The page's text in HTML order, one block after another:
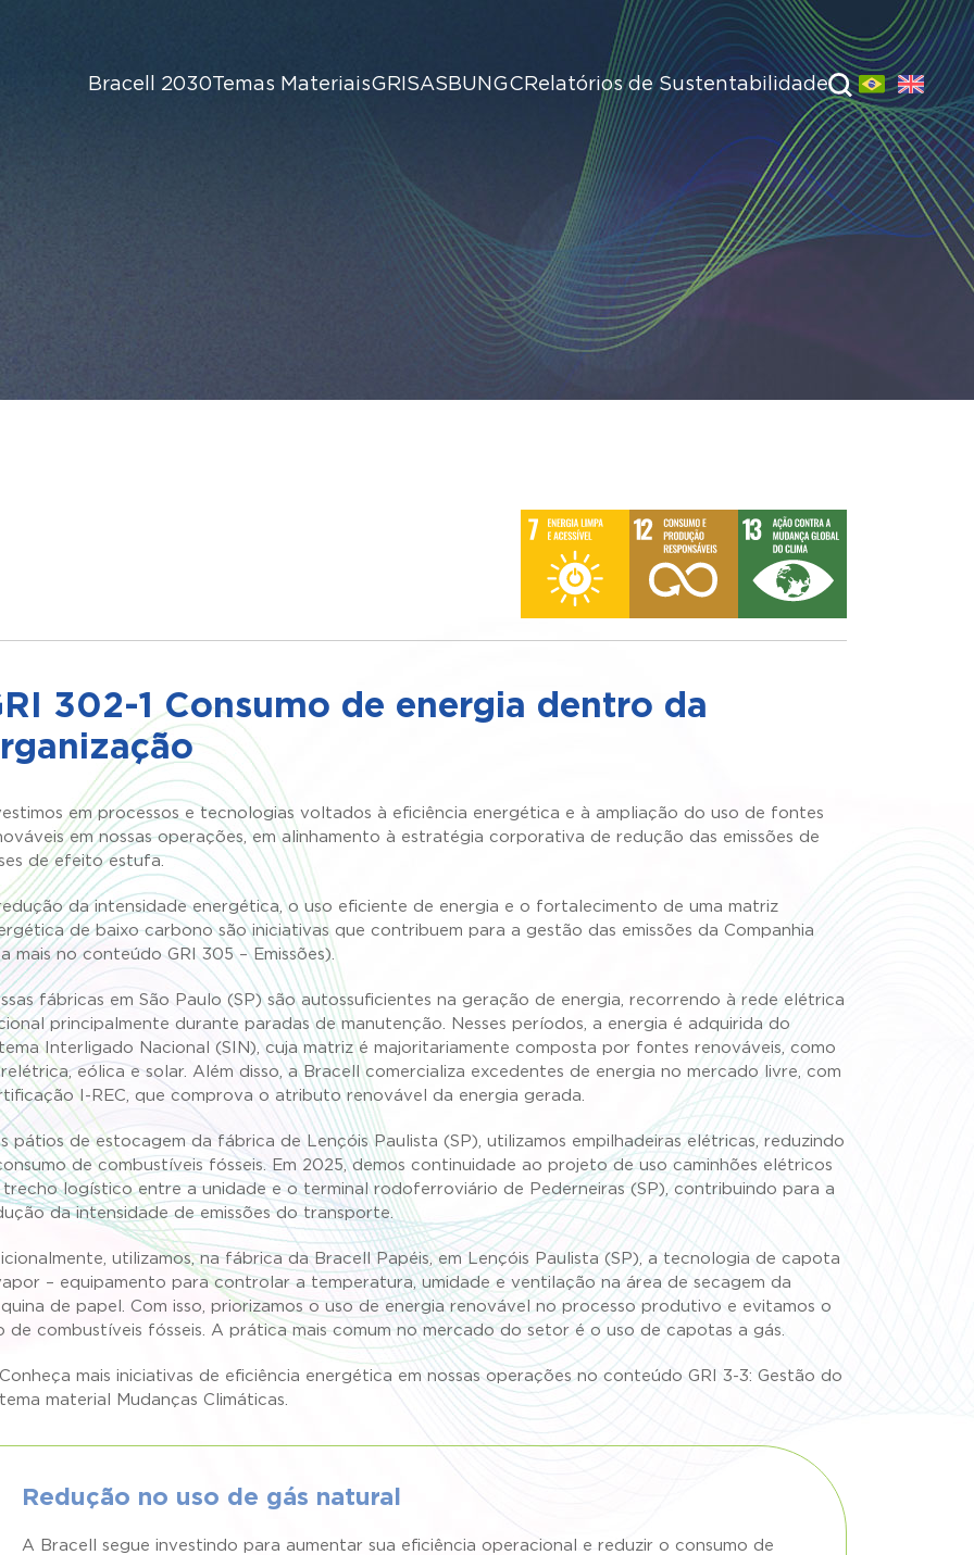
Bracell 2030Temas MateriaisGRI SASBUNGC Relatórios de Sustentabilidade
302-1 Consumo de energia dentro da
em processos e tecnologias voltados à eficiência energética e à ampliação do uso de fontes
em nossas operações, em alinhamento à estratégia corporativa de redução das emissões de
de efeito estufa.
da intensidade energética, o uso eficiente de energia e o fortalecimento de uma matriz
de baixo carbono são iniciativas que contribuem para a gestão das emissões da Companhia
mais no conteúdo GRI 305 – Emissões).
fábricas em São Paulo (SP) são autossuficientes na geração de energia, recorrendo à rede elétrica
principalmente durante paradas de manutenção. Nesses períodos, a energia é adquirida do
Interligado Nacional (SIN), cuja matriz é majoritariamente composta por fontes renováveis, como
eólica e solar. Além disso, a Bracell comercializa excedentes de energia no mercado livre, com
I-REC, que comprova o atributo renovável da energia gerada.
pátios de estocagem da fábrica de Lençóis Paulista (SP), utilizamos empilhadeiras elétricas, reduzindo
de combustíveis fósseis. Em 2025, demos continuidade ao projeto de uso caminhões elétricos
trecho logístico entre a unidade e o terminal rodoferroviário de Pederneiras (SP), contribuindo para a
da intensidade de emissões do transporte.
utilizamos, na fábrica da Bracell Papéis, em Lençóis Paulista (SP), a tecnologia de capota
– equipamento para controlar a temperatura, umidade e ventilação na área de secagem da
de papel. Com isso, priorizamos o uso de energia renovável no processo produtivo e evitamos o
de combustíveis fósseis. A prática mais comum no mercado do setor é o uso de capotas a gás.
Conheça mais iniciativas de eficiência energética em nossas operações no conteúdo GRI 3-3: Gestão do
tema material Mudanças Climáticas.
Redução no uso de gás natural
A Bracell segue investindo para aumentar sua eficiência operacional e reduzir o consumo de